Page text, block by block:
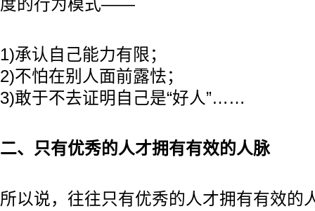
度的行为模式——
1)承认自己能力有限；
2)不怕在别人面前露怯；
3)敢于不去证明自己是“好人”……
二、只有优秀的人才拥有有效的人脉
所以说，往往只有优秀的人才拥有有效的